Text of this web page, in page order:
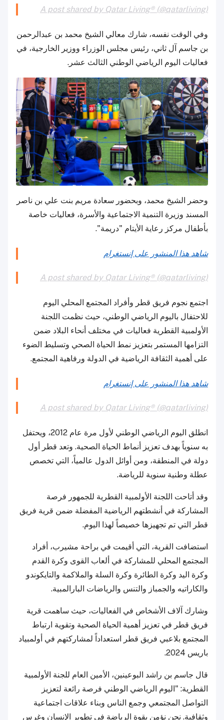
A post shared by Qatar Living® (@qatarliving)
وفي الوقت نفسه، شارك معالي الشيخ محمد بن عبدالرحمن
بن جاسم آل ثاني، رئيس مجلس الوزراء ووزير الخارجية، في
فعاليات اليوم الرياضي الوطني الثالث عشر.
وحضر الشيخ محمد، وبحضور سعادة مريم بنت علي بن ناصر
المسند وزيرة التنمية الاجتماعية والأسرة، فعاليات خاصة
بأطفال مركز رعاية الأيتام "دريمة".
شاهد هذا المنشور على إنستغرام
A post shared by Qatar Living® (@qatarliving)
اجتمع نجوم فريق قطر وأفراد المجتمع المحلي اليوم
للاحتفال باليوم الرياضي الوطني، حيث نظمت اللجنة
الأولمبية القطرية فعاليات في مختلف أنحاء البلاد ضمن
التزامها المستمر بتعزيز نمط الحياة الصحي وتسليط الضوء
على أهمية الثقافة الرياضية في الدولة ورفاهية المجتمع.
شاهد هذا المنشور على إنستغرام
A post shared by Qatar Living® (@qatarliving)
انطلق اليوم الرياضي الوطني لأول مرة عام 2012، ويحتفل
به سنوياً بهدف تعزيز أنماط الحياة الصحية. وتعد قطر أول
دولة في المنطقة، ومن أوائل الدول عالمياً، التي تخصص
عطلة وطنية سنوية للرياضة.
وقد أتاحت اللجنة الأولمبية القطرية للجمهور فرصة
المشاركة في أنشطتهم الرياضية المفضلة ضمن قرية فريق
قطر التي تم تجهيزها خصيصاً لهذا اليوم.
استضافت القرية، التي أقيمت في براحة مشيرب، أفراد
المجتمع المحلي للمشاركة في ألعاب القوى وكرة القدم
وكرة اليد وكرة الطائرة وكرة السلة والملاكمة والتايكوندو
والكاراتيه والجمباز والتنس والرياضات البارالمبية.
وشارك آلاف الأشخاص في الفعاليات، حيث ساهمت قرية
فريق قطر في تعزيز أهمية الحياة الصحية وتقوية ارتباط
المجتمع بلاعبي فريق قطر استعداداً لمشاركتهم في أولمبياد
باريس 2024.
قال جاسم بن راشد البوعينين، الأمين العام للجنة الأولمبية
القطرية: "اليوم الرياضي الوطني فرصة رائعة لتعزيز
التواصل المجتمعي وجمع الناس وبناء علاقات اجتماعية
وثقافية. نحن نؤمن بقوة الرياضة في تطوير الإنسان وغرس